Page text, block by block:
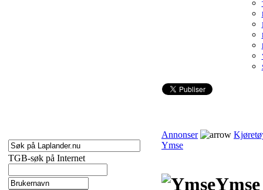
TGB-søk på Internet
Annonser
Ymse
Ymse